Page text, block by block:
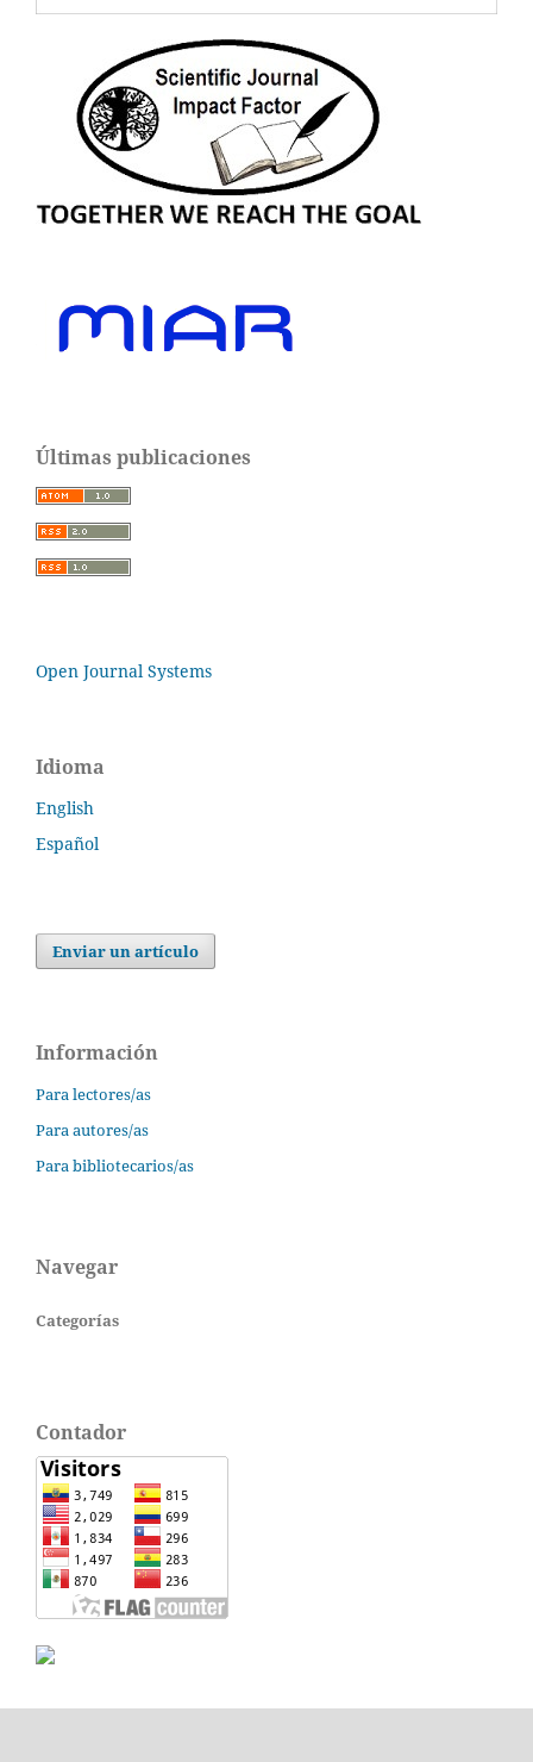
Últimas publicaciones
Open Journal Systems
Idioma
English
Español
Enviar un artículo
Información
Para lectores/as
Para autores/as
Para bibliotecarios/as
Navegar
Categorías
Contador